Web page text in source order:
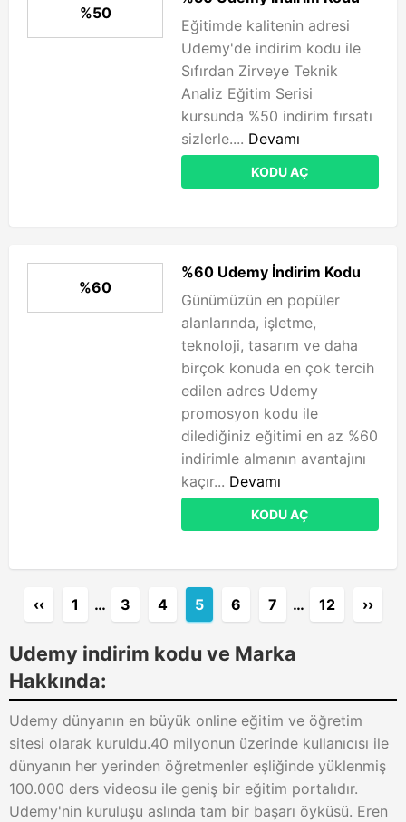
%50
Eğitimde kalitenin adresi
Udemy'de indirim kodu ile
Sıfırdan Zirveye Teknik
Analiz Eğitim Serisi
kursunda %50 indirim fırsatı
sizlerle.... Devamı
KODU AÇ
%60
%60 Udemy İndirim Kodu
Günümüzün en popüler
alanlarında, işletme,
teknoloji, tasarım ve daha
birçok konuda en çok tercih
edilen adres Udemy
promosyon kodu ile
dilediğiniz eğitimi en az %60
indirimle almanın avantajını
kaçır... Devamı
KODU AÇ
‹‹ 1 … 3 4 5 6 7 … 12 ››
Udemy indirim kodu ve Marka
Hakkında:
Udemy dünyanın en büyük online eğitim ve öğretim
sitesi olarak kuruldu.40 milyonun üzerinde kullanıcısı ile
dünyanın her yerinden öğretmenler eşliğinde yüklenmiş
100.000 ders videosu ile geniş bir eğitim portalıdır.
Udemy'nin kuruluşu aslında tam bir başarı öyküsü. Eren